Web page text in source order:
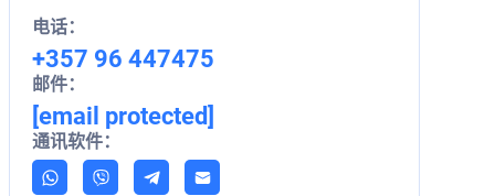
电话：
+357 96 447475
邮件：
[email protected]
通讯软件：